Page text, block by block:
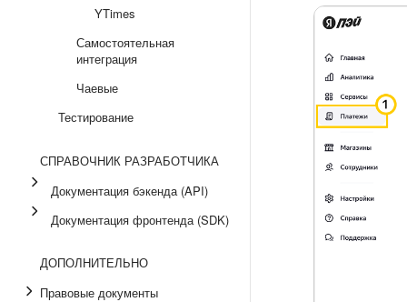
YTimes
Самостоятельная
интеграция
Чаевые
Тестирование
СПРАВОЧНИК РАЗРАБОТЧИКА
Документация бэкенда (API)
Документация фронтенда (SDK)
ДОПОЛНИТЕЛЬНО
Правовые документы